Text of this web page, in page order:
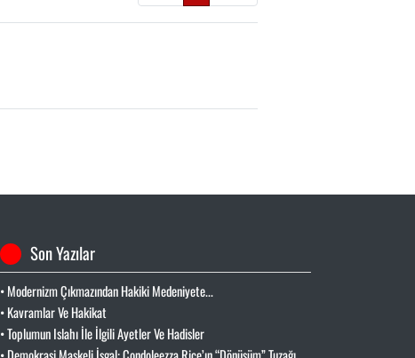
Son Yazılar
• Modernizm Çıkmazından Hakiki Medeniyete...
• Kavramlar Ve Hakikat
• Toplumun Islahı İle İlgili Ayetler Ve Hadisler